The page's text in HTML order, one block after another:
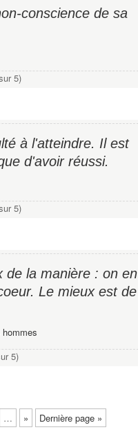
conscience de sa
5)
à l'atteindre. Il est
d'avoir réussi.
5)
de la manière : on en
Le mieux est de
5)
… » Dernière page »